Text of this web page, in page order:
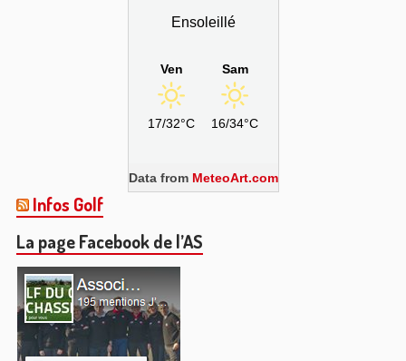
Ensoleillé
Ven
17/32°C
Sam
16/34°C
Data from MeteoArt.com
Infos Golf
La page Facebook de l’AS